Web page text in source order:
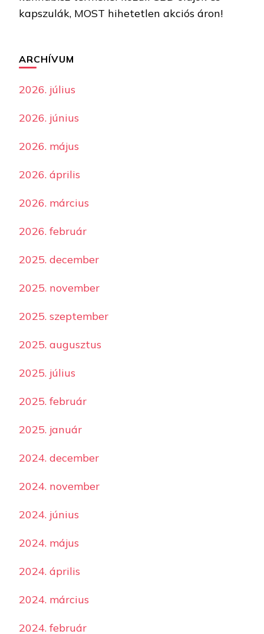
kapszulák, MOST hihetetlen akciós áron!
ARCHÍVUM
2026. július
2026. június
2026. május
2026. április
2026. március
2026. február
2025. december
2025. november
2025. szeptember
2025. augusztus
2025. július
2025. február
2025. január
2024. december
2024. november
2024. június
2024. május
2024. április
2024. március
2024. február